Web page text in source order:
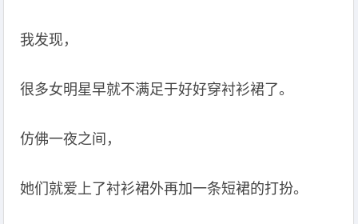
我发现，
很多女明星早就不满足于好好穿衬衫裙了。
仿佛一夜之间，
她们就爱上了衬衫裙外再加一条短裙的打扮。